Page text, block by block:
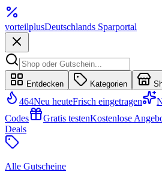
vorteilplusDeutschlands Sparportal
Entdecken Kategorien
464Neu heuteFrisch eingetragen
Codes
Gratis testenKostenlose
Deals
Alle Gutscheine